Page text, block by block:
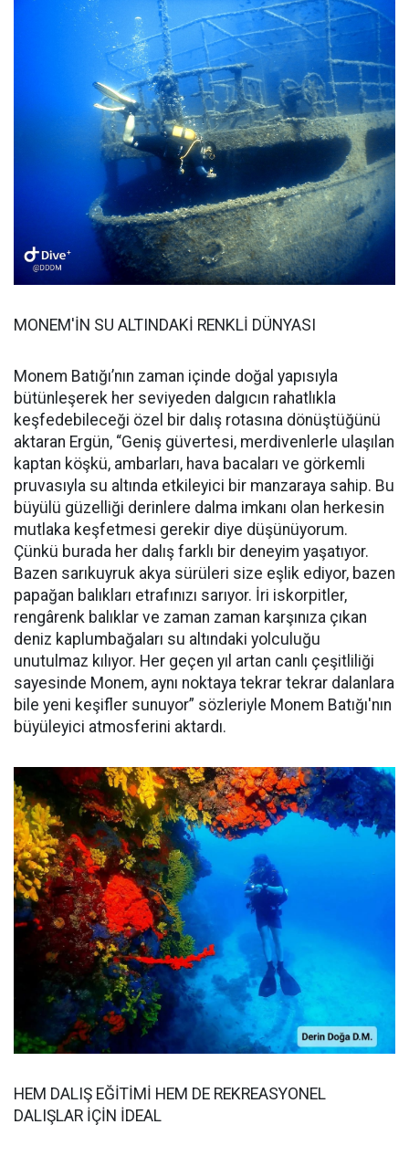
MONEM'İN SU ALTINDAKİ RENKLİ DÜNYASI
Monem Batığı’nın zaman içinde doğal yapısıyla
bütünleşerek her seviyeden dalgıcın rahatlıkla
keşfedebileceği özel bir dalış rotasına dönüştüğünü
aktaran Ergün, “Geniş güvertesi, merdivenlerle ulaşılan
kaptan köşkü, ambarları, hava bacaları ve görkemli
pruvasıyla su altında etkileyici bir manzaraya sahip. Bu
büyülü güzelliği derinlere dalma imkanı olan herkesin
mutlaka keşfetmesi gerekir diye düşünüyorum.
Çünkü burada her dalış farklı bir deneyim yaşatıyor.
Bazen sarıkuyruk akya sürüleri size eşlik ediyor, bazen
papağan balıkları etrafınızı sarıyor. İri iskorpitler,
rengârenk balıklar ve zaman zaman karşınıza çıkan
deniz kaplumbağaları su altındaki yolculuğu
unutulmaz kılıyor. Her geçen yıl artan canlı çeşitliliği
sayesinde Monem, aynı noktaya tekrar tekrar dalanlara
bile yeni keşifler sunuyor” sözleriyle Monem Batığı'nın
büyüleyici atmosferini aktardı.
HEM DALIŞ EĞİTİMİ HEM DE REKREASYONEL
DALIŞLAR İÇİN İDEAL